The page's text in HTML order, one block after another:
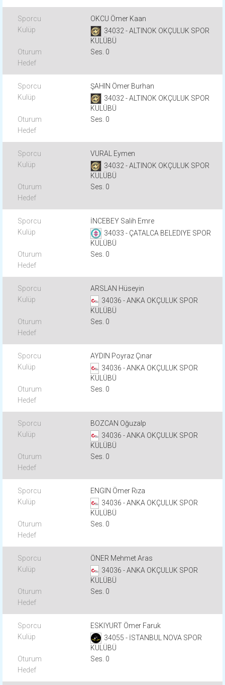
OKCU Ömer Kaan
34032 - ALTINOK OKÇULUK SPOR
KULÜBÜ
Ses. 0
ŞAHIN Ömer Burhan
34032 - ALTINOK OKÇULUK SPOR
KULÜBÜ
Ses. 0
VURAL Eymen
34032 - ALTINOK OKÇULUK SPOR
KULÜBÜ
Ses. 0
İNCEBEY Salih Emre
34033 - ÇATALCA BELEDIYE SPOR
KULÜBÜ
Ses. 0
ARSLAN Hüseyin
34036 - ANKA OKÇULUK SPOR
KULÜBÜ
Ses. 0
AYDIN Poyraz Çınar
34036 - ANKA OKÇULUK SPOR
KULÜBÜ
Ses. 0
BOZCAN Oğuzalp
34036 - ANKA OKÇULUK SPOR
KULÜBÜ
Ses. 0
ENGIN Ömer Rıza
34036 - ANKA OKÇULUK SPOR
KULÜBÜ
Ses. 0
ÖNER Mehmet Aras
34036 - ANKA OKÇULUK SPOR
KULÜBÜ
Ses. 0
ESKIYURT Ömer Faruk
34055 - İSTANBUL NOVA SPOR
KULÜBÜ
Ses. 0